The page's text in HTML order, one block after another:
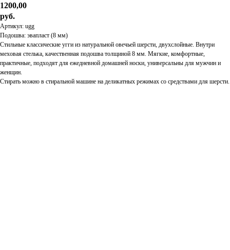
1200,00
руб.
Артикул: ugg
Подошва: эвапласт (8 мм)
Стильные классические угги из натуральной овечьей шерсти, двухслойные. Внутри
меховая стелька, качественная подошва толщиной 8 мм. Мягкие, комфортные,
практичные, подходят для ежедневной домашней носки, универсальны для мужчин и
женщин.
Стирать можно в стиральной машине на деликатных режимах со средствами для шерсти.